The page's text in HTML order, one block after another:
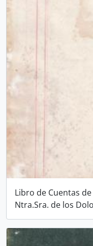
Libro de Cuentas
Ntra.Sra. de los